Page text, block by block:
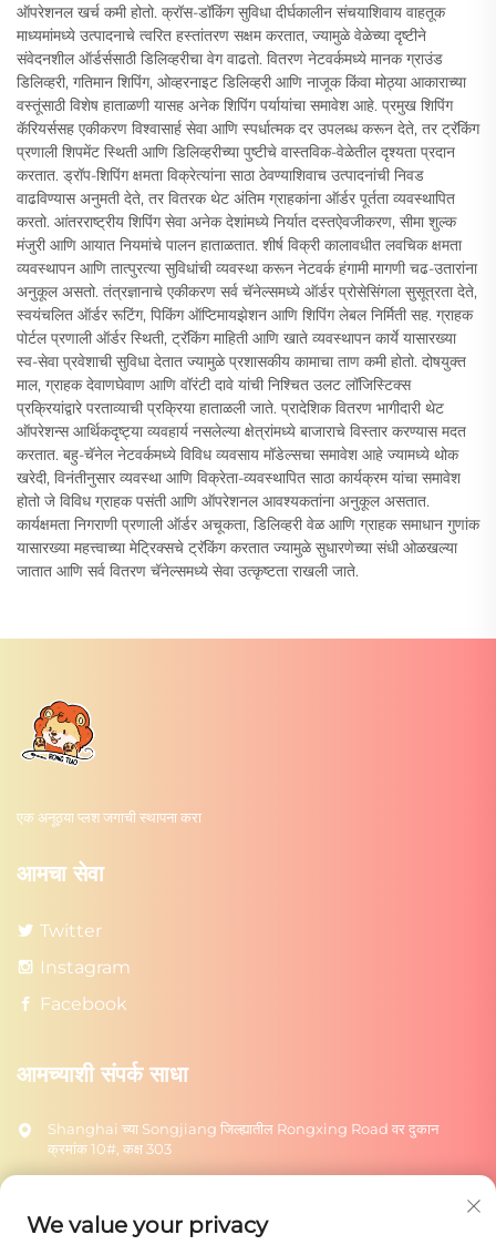
ऑपरेशनल खर्च कमी होतो. क्रॉस-डॉकिंग सुविधा दीर्घकालीन संचयाशिवाय वाहतूक
माध्यमांमध्ये उत्पादनाचे त्वरित हस्तांतरण सक्षम करतात, ज्यामुळे वेळेच्या दृष्टीने
संवेदनशील ऑर्डर्ससाठी डिलिव्हरीचा वेग वाढतो. वितरण नेटवर्कमध्ये मानक ग्राउंड
डिलिव्हरी, गतिमान शिपिंग, ओव्हरनाइट डिलिव्हरी आणि नाजूक किंवा मोठ्या आकाराच्या
वस्तूंसाठी विशेष हाताळणी यासह अनेक शिपिंग पर्यायांचा समावेश आहे. प्रमुख शिपिंग
कॅरियर्ससह एकीकरण विश्वासार्ह सेवा आणि स्पर्धात्मक दर उपलब्ध करून देते, तर ट्रॅकिंग
प्रणाली शिपमेंट स्थिती आणि डिलिव्हरीच्या पुष्टीचे वास्तविक-वेळेतील दृश्यता प्रदान
करतात. ड्रॉप-शिपिंग क्षमता विक्रेत्यांना साठा ठेवण्याशिवाच उत्पादनांची निवड
वाढविण्यास अनुमती देते, तर वितरक थेट अंतिम ग्राहकांना ऑर्डर पूर्तता व्यवस्थापित
करतो. आंतरराष्ट्रीय शिपिंग सेवा अनेक देशांमध्ये निर्यात दस्तऐवजीकरण, सीमा शुल्क
मंजुरी आणि आयात नियमांचे पालन हाताळतात. शीर्ष विक्री कालावधीत लवचिक क्षमता
व्यवस्थापन आणि तात्पुरत्या सुविधांची व्यवस्था करून नेटवर्क हंगामी मागणी चढ-उतारांना
अनुकूल असतो. तंत्रज्ञानाचे एकीकरण सर्व चॅनेल्समध्ये ऑर्डर प्रोसेसिंगला सुसूत्रता देते,
स्वयंचलित ऑर्डर रूटिंग, पिकिंग ऑप्टिमायझेशन आणि शिपिंग लेबल निर्मिती सह. ग्राहक
पोर्टल प्रणाली ऑर्डर स्थिती, ट्रॅकिंग माहिती आणि खाते व्यवस्थापन कार्ये यासारख्या
स्व-सेवा प्रवेशाची सुविधा देतात ज्यामुळे प्रशासकीय कामाचा ताण कमी होतो. दोषयुक्त
माल, ग्राहक देवाणघेवाण आणि वॉरंटी दावे यांची निश्चित उलट लॉजिस्टिक्स
प्रक्रियांद्वारे परताव्याची प्रक्रिया हाताळली जाते. प्रादेशिक वितरण भागीदारी थेट
ऑपरेशन्स आर्थिकदृष्ट्या व्यवहार्य नसलेल्या क्षेत्रांमध्ये बाजाराचे विस्तार करण्यास मदत
करतात. बहु-चॅनेल नेटवर्कमध्ये विविध व्यवसाय मॉडेल्सचा समावेश आहे ज्यामध्ये थोक
खरेदी, विनंतीनुसार व्यवस्था आणि विक्रेता-व्यवस्थापित साठा कार्यक्रम यांचा समावेश
होतो जे विविध ग्राहक पसंती आणि ऑपरेशनल आवश्यकतांना अनुकूल असतात.
कार्यक्षमता निगराणी प्रणाली ऑर्डर अचूकता, डिलिव्हरी वेळ आणि ग्राहक समाधान गुणांक
यासारख्या महत्त्वाच्या मेट्रिक्सचे ट्रॅकिंग करतात ज्यामुळे सुधारणेच्या संधी ओळखल्या
जातात आणि सर्व वितरण चॅनेल्समध्ये सेवा उत्कृष्टता राखली जाते.
एक अनूठ्या प्लश जगाची स्थापना करा
आमचा सेवा
Twitter
Instagram
Facebook
आमच्याशी संपर्क साधा
Shanghai च्या Songjiang जिल्ह्यातील Rongxing Road वर दुकान
क्रमांक 10#, कक्ष 303
+86-18217615209
We value your privacy